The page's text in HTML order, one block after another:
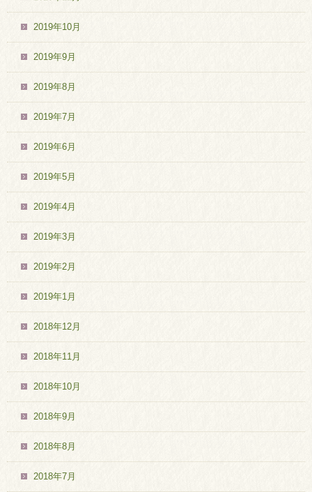
2019年10月
2019年9月
2019年8月
2019年7月
2019年6月
2019年5月
2019年4月
2019年3月
2019年2月
2019年1月
2018年12月
2018年11月
2018年10月
2018年9月
2018年8月
2018年7月